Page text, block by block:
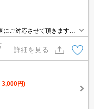
ご対応させて頂きます～
詳細を見る
3,000円)